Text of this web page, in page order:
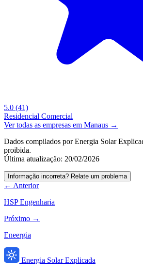
5.0 (41)
Residencial Comercial
Ver todas as empresas em Manaus →
Dados compilados por Energia Solar
proibida.
Última atualização: 20/02/2026
Informação incorreta? Relate um problema
← Anterior
HSP Engenharia
Próximo →
Eneergia
Energia Solar Explicada